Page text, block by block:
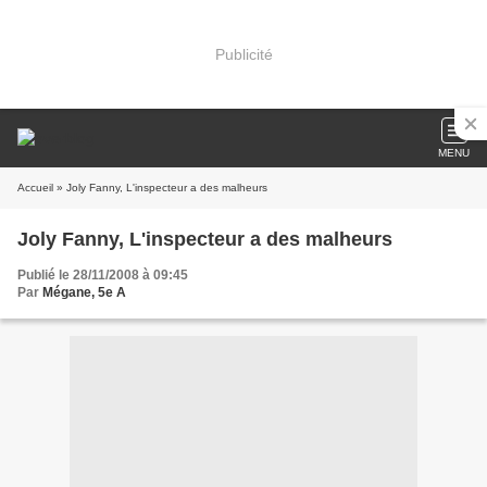
Publicité
MENU
Accueil » Joly Fanny, L'inspecteur a des malheurs
Joly Fanny, L'inspecteur a des malheurs
Publié le 28/11/2008 à 09:45
Par Mégane, 5e A